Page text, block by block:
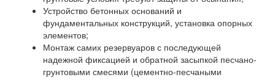
Устройство бетонных оснований и
фундаментальных конструкций, установка опорных
элементов;
Монтаж самих резервуаров с последующей
надежной фиксацией и обратной засыпкой песчано-
грунтовыми смесями (цементно-песчаными